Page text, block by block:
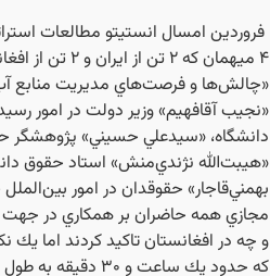
فروردين امسال انستيتو مطالعات
۴ ميهمان كه ۲
«چالش‌ها و فرصت‌هاي مديريت منابع آب
«نجيب آقافهيم» وزير دولت در امور
دانشگاه، «سيدعلي حسيني» پژوهشگر
«هيبت‌الله نژندي‌منش» استاد حقوق
بهمني‌قاجار» حقوقدان در امور
مجازي همه حاضران بر همكاري در جهت
و چه در افغانستان تاكيد كردند اما
كه حدود يك ساعت و